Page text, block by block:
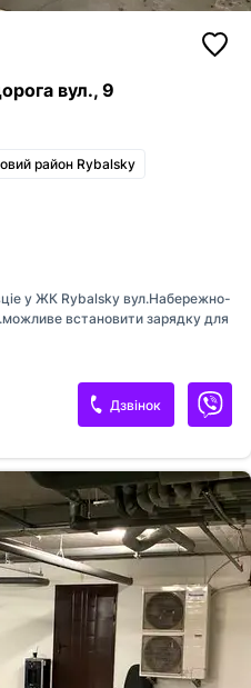
вул., 9
район Rybalsky
у ЖК Rybalsky вул.Набережно-
встановити зарядку для
Дзвінок